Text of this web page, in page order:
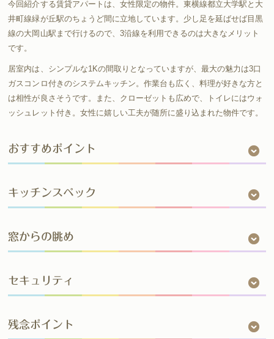
今回紹介する賃貸アパートは、女性限定の物件。東横線都立大学駅と大
井町線緑が丘駅のちょうど間に立地しています。少し足を延ばせば目黒
線の大岡山駅まで行けるので、3沿線を利用できるのは大きなメリット
です。
居室内は、シンプルな1Kの間取りとなっていますが、最大の魅力は3口
ガスコンロ付きのシステムキッチン。作業台も広く、料理が好きな方と
は相性が良さそうです。また、クローゼットも広めで、トイレにはウォ
ッシュレット付き。女性に嬉しい工夫が随所に盛り込まれた物件です。
おすすめポイント
キッチンスペック
窓からの眺め
セキュリティ
残念ポイント